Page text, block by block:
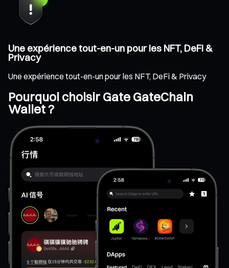
Une expérience tout-en-un pour les NFT, DeFi &
Privacy
Une expérience tout-en-un pour les NFT, DeFi & Privacy
Pourquoi choisir Gate GateChain
Wallet ?